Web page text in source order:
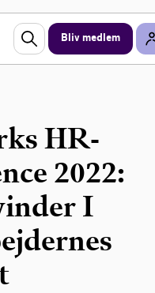
Bliv medlem
HR-
2022:
I